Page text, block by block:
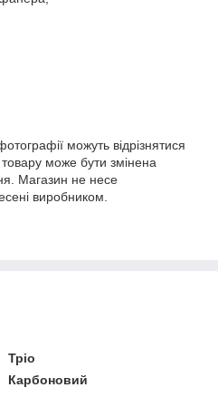
можуть відрізнятися
може бути змінена
Магазин не несе
виробником.
Тріо
Карбоновий